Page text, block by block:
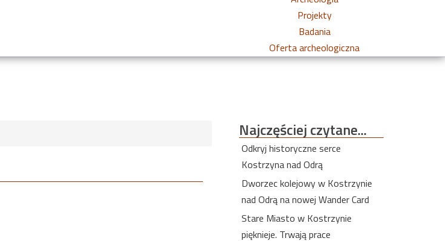
Projekty
Badania
Oferta archeologiczna
Najczęściejczytane...
Odkryj historyczne serce
Kostrzyna nad Odrą
Dworzec kolejowy w Kostrzynie
nad Odrą na nowej Wander Card
Stare Miasto w Kostrzynie
pięknieje. Trwają prace